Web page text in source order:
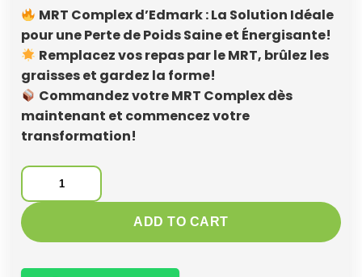
MRT Complex d’Edmark : La Solution Idéale
pour une Perte de Poids Saine et Énergisante!
Remplacez vos repas par le MRT, brûlez les
graisses et gardez la forme!
Commandez votre MRT Complex dès
maintenant et commencez votre
transformation!
03
MRT
pour
01
ADD TO CART